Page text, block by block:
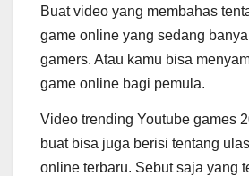
Buat video yang membahas
game online yang sedang
gamers. Atau kamu bisa
game online bagi pemula.
Video trending Youtube games
buat bisa juga berisi tentang
online terbaru. Sebut saja yang